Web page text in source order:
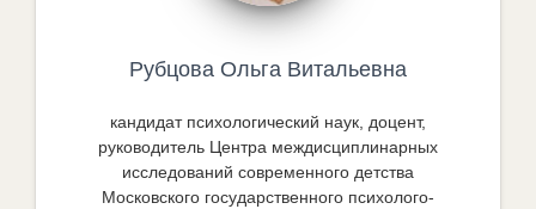
Рубцова Ольга Витальевна
кандидат психологический наук, доцент,
руководитель Центра междисциплинарных
исследований современного детства
Московского государственного психолого-